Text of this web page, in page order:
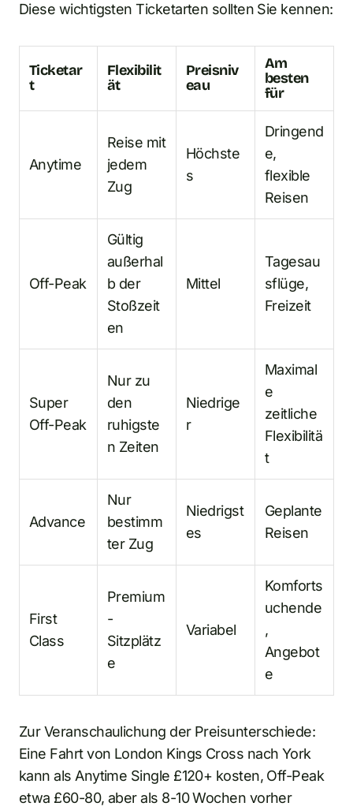
Diese wichtigsten Ticketarten sollten Sie kennen:
Ticketar
t
Flexibilit
ät
Preisniv
eau
Am
besten
für
Anytime
Reise mit
jedem
Zug
Höchste
s
Dringend
e,
flexible
Reisen
Off-Peak
Gültig
außerhal
b der
Stoßzeit
en
Mittel
Tagesau
sflüge,
Freizeit
Super
Off-Peak
Nur zu
den
ruhigste
n Zeiten
Niedrige
r
Maximal
e
zeitliche
Flexibilitä
t
Advance
Nur
bestimm
ter Zug
Niedrigst
es
Geplante
Reisen
First
Class
Premium
-
Sitzplätz
e
Variabel
Komforts
uchende
,
Angebot
e
Zur Veranschaulichung der Preisunterschiede:
Eine Fahrt von London Kings Cross nach York
kann als Anytime Single £120+ kosten, Off-Peak
etwa £60-80, aber als 8-10 Wochen vorher